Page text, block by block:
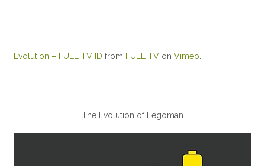
Evolution – FUEL TV ID from FUEL TV onVimeo
The Evolution of Legoman